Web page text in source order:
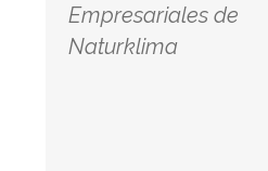
Empresariales de
Naturklima